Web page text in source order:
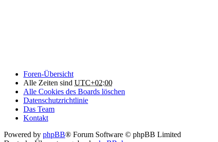
Foren-Übersicht
Alle Zeiten sind UTC+02:00
Alle Cookies des Boards löschen
Datenschutzrichtlinie
Das Team
Kontakt
Powered by phpBB® Forum Software © phpBB Limited